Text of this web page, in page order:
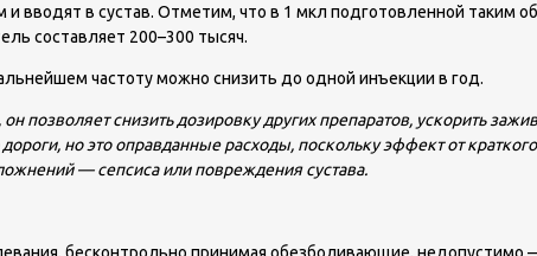
вводят в сустав. Отметим, что в 1 мкл подготовленной таким
составляет 200–300 тысяч.
частоту можно снизить до одной инъекции в год.
позволяет снизить дозировку других препаратов, ускорить
но это оправданные расходы, поскольку эффект от
— сепсиса или повреждения сустава.
бес­кон­троль­но при­ни­мая обез­бо­ли­ва­ю­щие,